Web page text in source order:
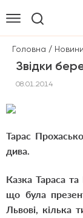
Головна / Новини
Звідки
08.01.2014
Тарас
дива.
Казка Тараса
що була
Львові, кілька